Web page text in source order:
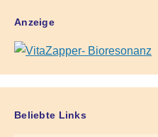
Anzeige
Beliebte Links